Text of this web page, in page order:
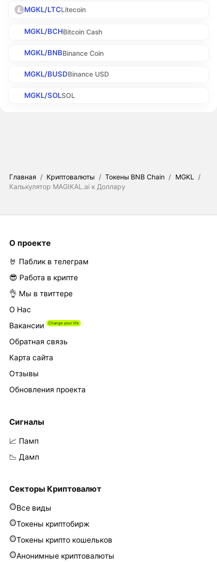
MGKL/LTCLitecoin
MGKL/BCHBitcoin Cash
MGKL/BNBBinance Coin
MGKL/BUSDBinance USD
MGKL/SOLSOL
Главная / Криптовалюты / Токены BNB Chain / MGKL /
Калькулятор MAGIKAL.ai к Доллару
О проекте
🤘 Паблик в телеграм
😎 Работа в крипте
👌 Мы в твиттере
О Нас
Вакансии
Обратная связь
Карта сайта
Отзывы
Обновления проекта
Сигналы
📈 Памп
📉 Дамп
Секторы Криптовалют
Все виды
Токены криптобирж
Токены крипто кошельков
Анонимные криптовалюты